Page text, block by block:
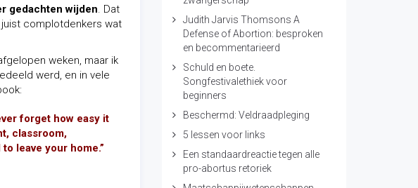
gedachten wijden. Dat
complotdenkers wat
weken, maar ik
werd, en in vele
forget how easy it
classroom,
leave your home.”
Judith Jarvis Thomsons A
Defense of Abortion: besproken
en becommentarieerd
Schuld en boete.
Songfestivalethiek voor
beginners
Beschermd: Veldraadpleging
5 lessen voor links
Een standaardreactie tegen alle
pro-abortus retoriek